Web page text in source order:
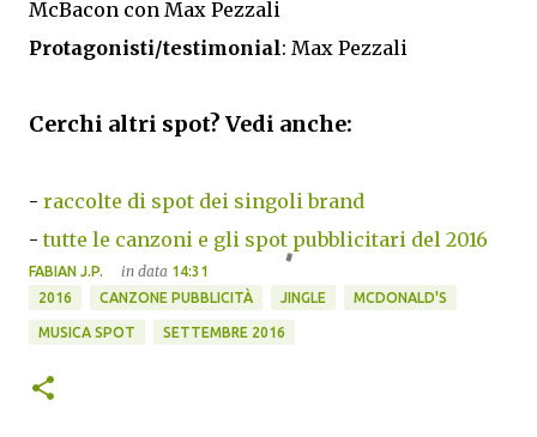
McBacon con Max Pezzali
Protagonisti/testimonial: Max Pezzali
Cerchi altri spot? Vedi anche:
- raccolte di spot dei singoli brand
-tutte le canzoni e gli spot pubblicitari del 2016
FABIAN J.P. in data 14:31
2016
CANZONE PUBBLICITÀ JINGLE MCDONALD'S
MUSICA SPOT SETTEMBRE 2016